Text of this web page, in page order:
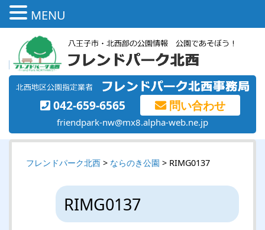
042-659-6565 問い合わせ
friendpark-nw@mx8.alpha-web.ne.jp
フレンドパーク北西 > ならのき公園 > RIMG0137
RIMG0137
MENU